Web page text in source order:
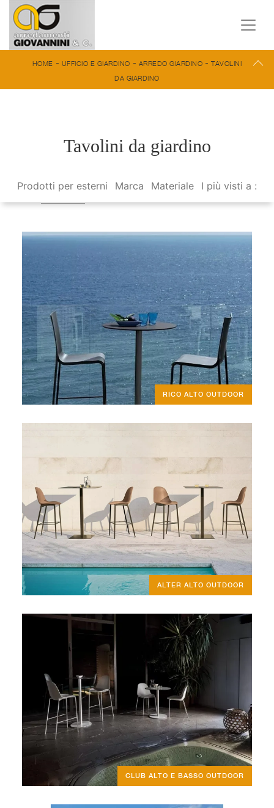
HOME - UFFICIO E GIARDINO - ARREDO GIARDINO -TAVOLINI
DA GIARDINO
Tavolini da giardino
Prodotti per esterni Marca Materiale I più visti a :
RICO ALTO OUTDOOR
ALTER ALTO OUTDOOR
CLUB ALTO E BASSO OUTDOOR